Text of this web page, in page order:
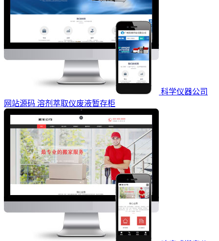
科学仪器公司
网站源码 溶剂萃取仪废液暂存柜